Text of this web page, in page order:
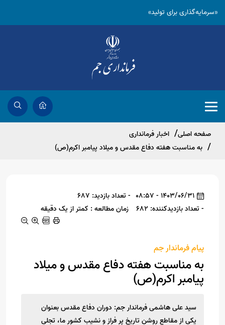
«سرمایه‌گذاری برای تولید»
صفحه اصلی
اخبار فرمانداری
به مناسبت هفته دفاع مقدس و میلاد پیامبر اکرم(ص)
1403/06/31 - 08:57
- تعداد بازدید: 687
- تعداد بازدیدکننده: 682
زمان مطالعه : کمتر از یک دقیقه
پیام فرماندار جم
به مناسبت هفته دفاع مقدس و میلاد
پیامبر اکرم(ص)
سید علی هاشمی فرماندار جم: دوران دفاع مقدس بعنوان
یکی از مقاطع روشن تاریخ پر فراز و نشیب کشور ما، تجلی